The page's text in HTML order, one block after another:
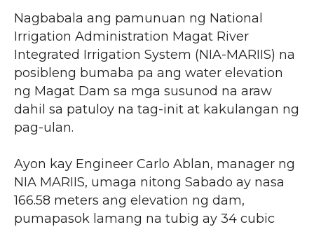
Nagbabala ang pamunuan ng National
Irrigation Administration Magat River
Integrated Irrigation System (NIA-MARIIS) na
posibleng bumaba pa ang water elevation
ng Magat Dam sa mga susunod na araw
dahil sa patuloy na tag-init at kakulangan ng
pag-ulan.
Ayon kay Engineer Carlo Ablan, manager ng
NIA MARIIS, umaga nitong Sabado ay nasa
166.58 meters ang elevation ng dam,
pumapasok lamang na tubig ay 34 cubic